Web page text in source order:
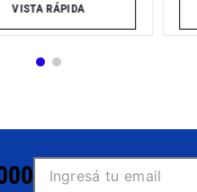
VISTA RÁPIDA